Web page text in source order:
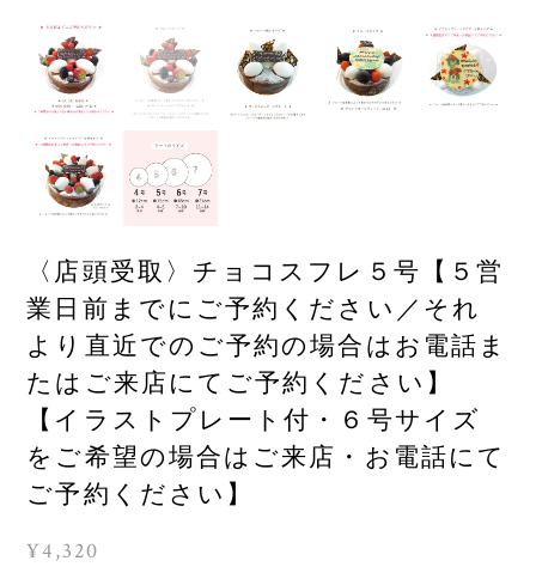
〈店頭受取〉チョコスフレ５号【５営
業日前までにご予約ください／それ
より直近でのご予約の場合はお電話ま
たはご来店にてご予約ください】
【イラストプレート付・６号サイズ
をご希望の場合はご来店・お電話にて
ご予約ください】
¥4,320